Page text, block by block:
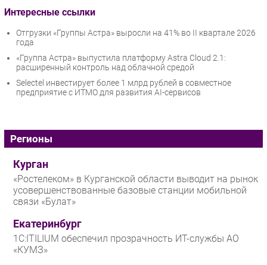
Интересные ссылки
Отгрузки «Группы Астра» выросли на 41% во II квартале 2026
года
«Группа Астра» выпустила платформу Astra Cloud 2.1:
расширенный контроль над облачной средой
Selectel инвестирует более 1 млрд рублей в совместное
предприятие с ИТМО для развития AI-сервисов
Регионы
Курган
«Ростелеком» в Курганской области выводит на рынок
усовершенствованные базовые станции мобильной
связи «Булат»
Екатеринбург
1С:ITILIUM обеспечил прозрачность ИТ-службы АО
«КУМЗ»